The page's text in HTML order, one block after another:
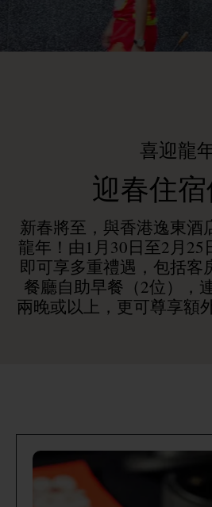
喜迎龍
迎春住
新春將至，與香港逸東酒
龍年！ 由1月30日至2月25
即可享多重禮遇，包括客
餐廳自助早餐（2位），
兩晚或以上，更可尊享額